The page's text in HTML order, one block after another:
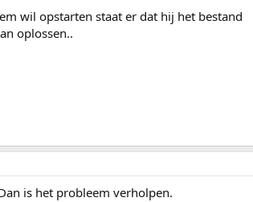
wil opstarten staat er dat hij het bestand
oplossen..
is het probleem verholpen.